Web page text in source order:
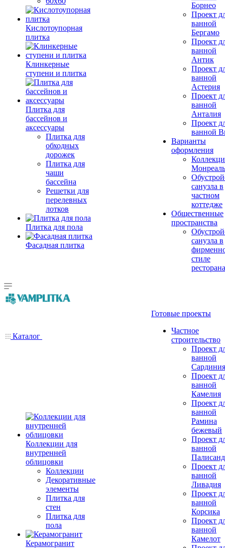
Кислотоупорная
плитка
Клинкерные
ступени и плитка
Плитка для
бассейнов и
аксессуары
Плитка для
обходных
дорожек
Плитка для
чаши
бассейна
Решетки для
перелевных
лотков
Плитка для пола
Фасадная плитка
Борнео
Проект
ванной
Бергамо
Проект
ванной
Антик
Проект
ванной
Астерия
Проект
ванной
Анталия
Проект
ванной
Варианты
оформления
Монреаль
санузла в
частном
коттедже
Общественные
пространства
санузла в
стиле
ресторана
Каталог
Коллекции для
внутренней
облицовки
Коллекции
Декоративные
элементы
Плитка для
стен
Плитка для
пола
Керамогранит
Готовые проекты
Частное
строительство
Проект
ванной
Сардиния
Проект
ванной
Камелия
Проект
ванной
Рамина
бежевый
Проект
ванной
Проект
ванной
Ливадия
Проект
ванной
Корсика
Проект
ванной
Камелот